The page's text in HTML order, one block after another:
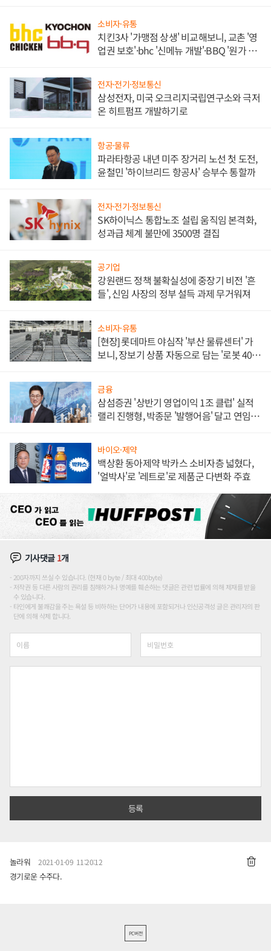
소비자·유통
치킨3사 '가맹점 상생' 비교해보니, 교촌 '영
업권 보호'·bhc '신메뉴 개발'·BBQ '원가 부
전자·전기·정보통신
삼성전자, 미국 오크리지국립연구소와 극저
온 히트펌프 개발하기로
항공·물류
파라타항공 내년 미주 장거리 노선 첫 도전,
윤철민 '하이브리드 항공사' 승부수 통할까
전자·전기·정보통신
SK하이닉스 통합노조 설립 움직임 본격화,
성과급 체계 불만에 3500명 결집
공기업
강원랜드 정책 불확실성에 중장기 비전 '흔
들', 신임 사장의 정부 설득 과제 무거워져
소비자·유통
[현장] 롯데마트 야심작 '부산 물류센터' 가
보니, 장보기 상품 자동으로 담는 '로봇 400
금융
삼섬증권 '상반기 영업이익 1조 클럽' 실적
랠리 진행형, 박종문 '발행어음' 달고 연임 향
바이오·제약
백상환 동아제약 박카스 소비자층 넓혔다,
'얼박사'로 '레트로'로 제품군 다변화 주효
기사댓글 1개
200자까지 쓰실 수 있습니다. (현재 0 byte / 최대 400byte)
저작권 등 다른 사람의 권리를 침해하거나 명예를 훼손하는 댓글은 관련 법률에 의해 제재를 받을
수 있습니다.
타인에게 불쾌감을 주는 욕설 등 비하하는 단어가 내용에 포함되거나 인신공격성 글은 관리자의 판
단에 의해 삭제 합니다.
놀라워 2021-01-09 11:20:12
경기로운 수주다.
PC버전